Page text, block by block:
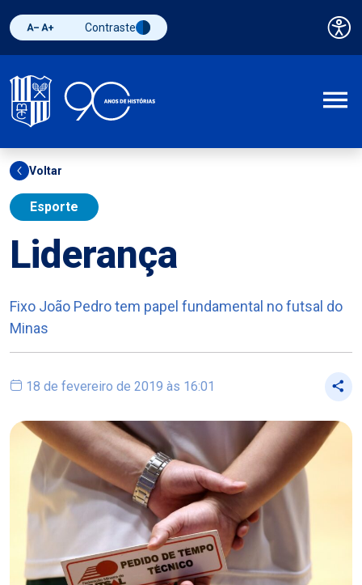
Diminuir fonte
Aumentar fonteAlternar contraste
Contraste
Voltar
Esporte
Liderança
Fixo João Pedro tem papel fundamental no futsal do
Minas
18 de fevereiro de 2019 às 16:01